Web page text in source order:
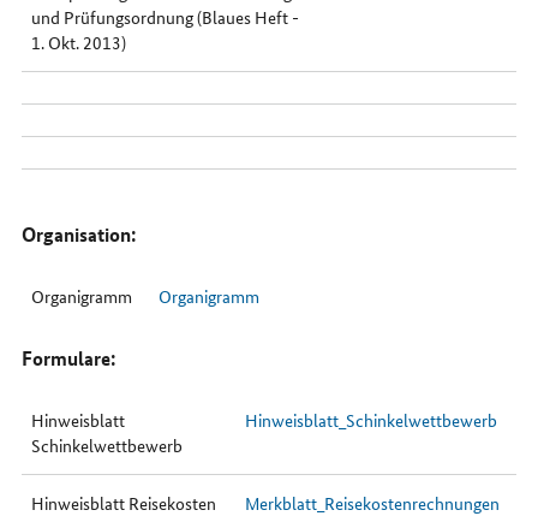
und Prüfungsordnung (Blaues Heft -
1. Okt. 2013)
Organisation:
Organigramm Organigramm
Formulare:
Hinweisblatt
Schinkelwettbewerb
Hinweisblatt_Schinkelwettbewerb
Hinweisblatt Reisekosten
Merkblatt_Reisekostenrechnungen